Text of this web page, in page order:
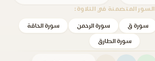
السور المتضمنة في التلاوة:
سورة ق سورة الرحمن سورة الحاقة
سورة الطارق